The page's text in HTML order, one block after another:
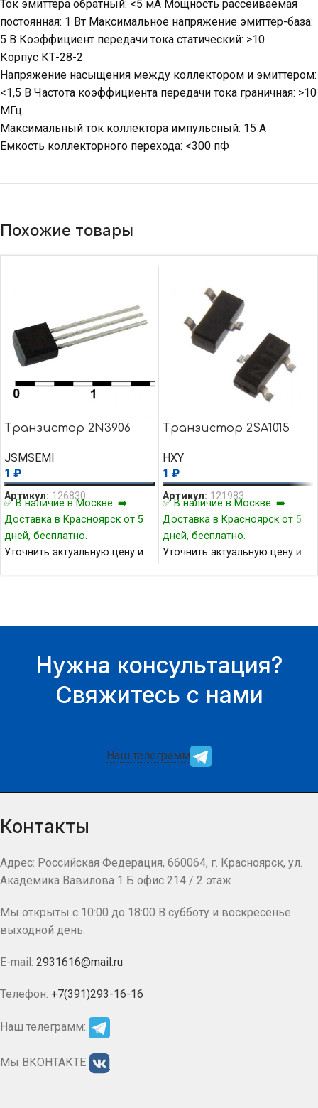
Ток эмиттера обратный: <5 мА Мощность рассеиваемая
постоянная: 1 Вт Максимальное напряжение эмиттер-база:
5 В Коэффициент передачи тока статический: >10
Корпус КТ-28-2
Напряжение насыщения между коллектором и эмиттером:
<1,5 В Частота коэффициента передачи тока граничная: >10
МГц
Максимальный ток коллектора импульсный: 15 А
Емкость коллекторного перехода: <300 пФ
Похожие товары
Транзистор 2N3906
JSMSEMI
1 ₽
Артикул: 126830
✅ В наличие в Москве. ➡️
Доставка в Красноярск от 5
дней, бесплатно.
Уточнить актуальную цену и
Транзистор 2SA1015
HXY
1 ₽
Артикул: 121983
✅ В наличие в Москве. ➡️
Доставка в Красноярск от 5
дней, бесплатно.
Уточнить актуальную цену и
Нужна консультация?
Свяжитесь с нами
Наш телеграмм
Контакты
Адрес: Российская Федерация, 660064, г. Красноярск, ул.
Академика Вавилова 1 Б офис 214 / 2 этаж
Мы открыты с 10:00 до 18:00 В субботу и воскресенье
выходной день.
E-mail: 2931616@mail.ru
Телефон: +7(391)293-16-16
Наш телеграмм:
Мы ВКОНТАКТЕ